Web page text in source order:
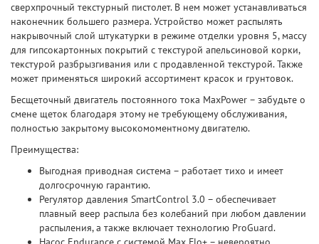
сверхпрочный текстурный пистолет. В нем может устанавливаться
наконечник большего размера. Устройство может распылять
накрывочный слой штукатурки в режиме отделки уровня 5, массу
для гипсокартонных покрытий с текстурой апельсиновой корки,
текстурой разбрызгивания или с продавленной текстурой. Также
может применяться широкий ассортимент красок и грунтовок.
Бесщеточный двигатель постоянного тока MaxPower – забудьте о
смене щеток благодаря этому не требующему обслуживания,
полностью закрытому высокомоментному двигателю.
Преимущества:
Выгодная приводная система – работает тихо и имеет
долгосрочную гарантию.
Регулятор давления SmartControl 3.0 – обеспечивает
плавный веер распыла без колебаний при любом давлении
распыления, а также включает технологию ProGuard.